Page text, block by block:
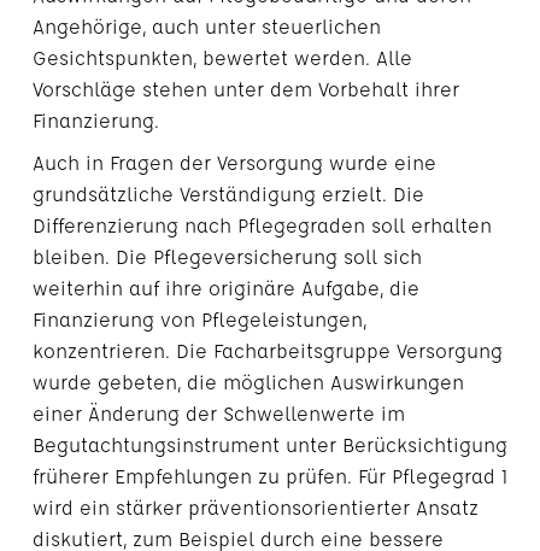
Angehörige, auch unter steuerlichen
Gesichtspunkten, bewertet werden. Alle
Vorschläge stehen unter dem Vorbehalt ihrer
Finanzierung.
Auch in Fragen der Versorgung wurde eine
grundsätzliche Verständigung erzielt. Die
Differenzierung nach Pflegegraden soll erhalten
bleiben. Die Pflegeversicherung soll sich
weiterhin auf ihre originäre Aufgabe, die
Finanzierung von Pflegeleistungen,
konzentrieren. Die Facharbeitsgruppe Versorgung
wurde gebeten, die möglichen Auswirkungen
einer Änderung der Schwellenwerte im
Begutachtungsinstrument unter Berücksichtigung
früherer Empfehlungen zu prüfen. Für Pflegegrad 1
wird ein stärker präventionsorientierter Ansatz
diskutiert, zum Beispiel durch eine bessere